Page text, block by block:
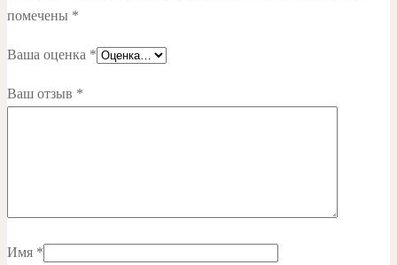
помечены *
Ваша оценка *
Ваш отзыв *
Имя *